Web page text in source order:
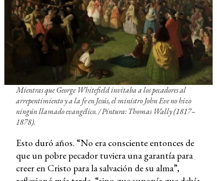
Mientras que George Whitefield invitaba a los pecadores al
arrepentimiento y a la fe en Jesús, el ministro John Eve no hizo
ningún llamado evangélico. /Pintura: Thomas Wally (1817–
1878).
Esto duró años. “No era consciente entonces de
que un pobre pecador tuviera una garantía para
creer en Cristo para la salvación de su alma”,